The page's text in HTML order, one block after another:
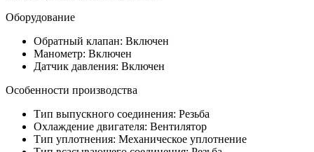
Оборудование
Обратный клапан: Включен
Манометр: Включен
Датчик давления: Включен
Особенности производства
Тип выпускного соединения: Резьба
Охлаждение двигателя: Вентилятор
Тип уплотнения: Механическое уплотнение